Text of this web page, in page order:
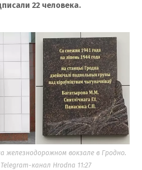
22 человека.
железнодорожном вокзале в Гродно.
канал Hrodna 11:27